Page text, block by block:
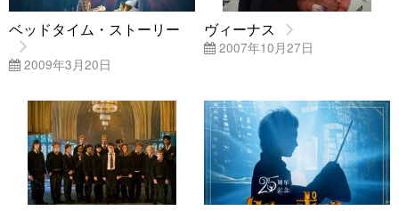
ベッドタイム・ストーリー
2009年3月20日
ヴィーナス
2007年10月27日